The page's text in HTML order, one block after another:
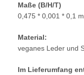
Maße (B/H/T)
0,475 * 0,001 * 0,1 m
Material:
veganes Leder und
Im Lieferumfang